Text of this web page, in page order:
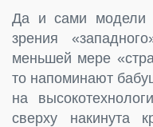
Да и сами модели
зрения
меньшей мере
то напоминают
на
сверху накинута